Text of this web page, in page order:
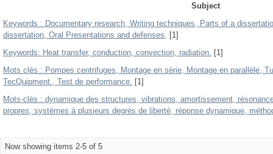
Subject
Keywords : Documentary research, Writing techniques, Parts of a
dissertation, Oral Presentations and defenses, [1]
Keywords: Heat transfer, conduction, convection, radiation. [1]
Mots clés : Pompes centrifuges, Montage en série, Montage en parallèle,
TecQuipment., Test de performance. [1]
Mots-clés : dynamique des structures, vibrations, amortissement,
propres, systèmes à plusieurs degrés de liberté, réponse dynamique,
Now showing items 2-5 of 5